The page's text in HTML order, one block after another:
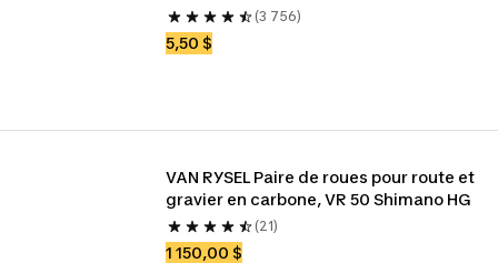
(3 756)
5,50 $
VAN RYSEL Paire de roues pour route et
gravier en carbone, VR 50 Shimano HG
(21)
1 150,00 $